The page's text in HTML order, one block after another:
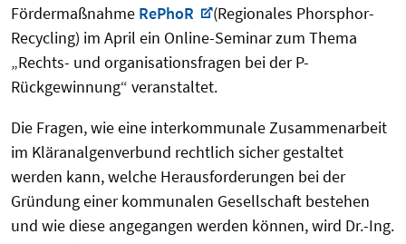
Fördermaßnahme RePhoR
(Regionales Phorsphor-
Recycling) im April ein Online-Seminar zum Thema
„Rechts- und organisationsfragen bei der P-
Rückgewinnung“ veranstaltet.
Die Fragen, wie eine interkommunale Zusammenarbeit
im Kläranalgenverbund rechtlich sicher gestaltet
werden kann, welche Herausforderungen bei der
Gründung einer kommunalen Gesellschaft bestehen
und wie diese angegangen werden können, wird Dr.-Ing.